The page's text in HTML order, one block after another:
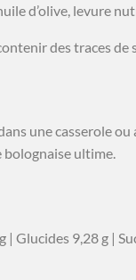
d’olive, levure
des traces de
une casserole
bolognaise ultime.
Glucides 9,28 g |